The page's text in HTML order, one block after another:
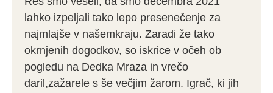
lahko izpeljali tako lepo presenečenje za
najmlajše v našemkraju. Zaradi že tako
okrnjenih dogodkov, so iskrice v očeh ob
pogledu na Dedka Mraza in vrečo
daril,zažarele s še večjim žarom. Igrač, ki jih